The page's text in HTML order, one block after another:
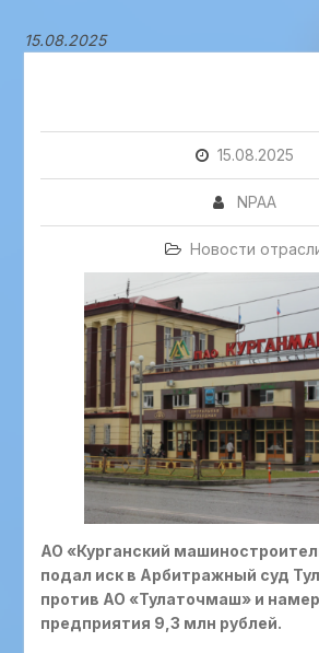
15.08.2025
15.08.2025
NPAA
Новости
АО «Курганский
подал иск в Арбитражный суд
против АО «Тулаточмаш» и
предприятия 9,3 млн рублей.